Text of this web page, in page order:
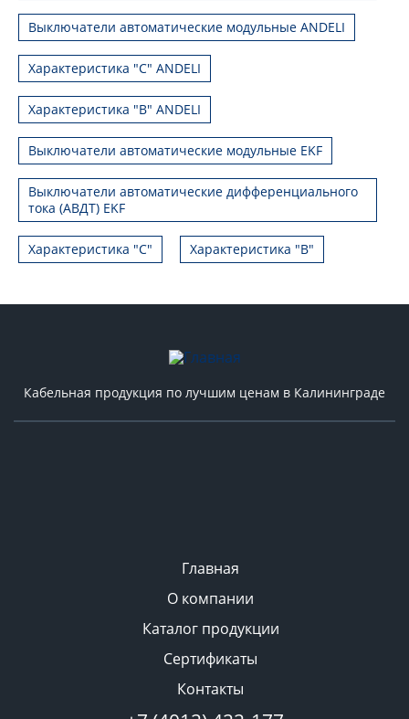
Выключатели автоматические модульные ANDELI
Характеристика "C" ANDELI
Характеристика "B" ANDELI
Выключатели автоматические модульные EKF
Выключатели автоматические дифференциального
тока (АВДТ) EKF
Характеристика "С" Характеристика "B"
Кабельная продукция по лучшим ценам в Калининграде
Главная
О компании
Каталог продукции
Сертификаты
Контакты